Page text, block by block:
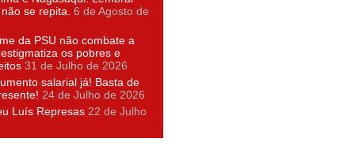
se repita. 6 de Agosto de
da PSU não combate a
os pobres e
31 de Julho de 2026
salarial já! Basta de
24 de Julho de 2026
Luís Represas 22 de Julho